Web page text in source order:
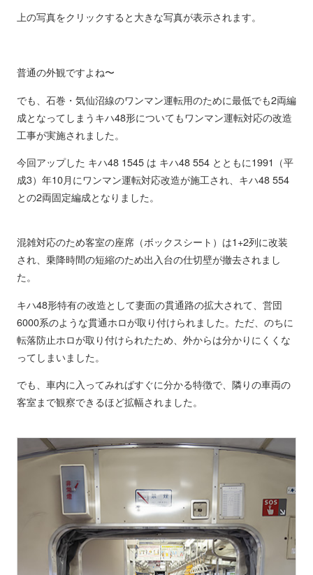
上の写真をクリックすると大きな写真が表示されます。
普通の外観ですよね〜
でも、石巻・気仙沼線のワンマン運転用のために最低でも2両編
成となってしまうキハ48形についてもワンマン運転対応の改造
工事が実施されました。
今回アップした キハ48 1545 は キハ48 554 とともに1991（平
成3）年10月にワンマン運転対応改造が施工され、キハ48 554
との2両固定編成となりました。
混雑対応のため客室の座席（ボックスシート）は1+2列に改装
され、乗降時間の短縮のため出入台の仕切壁が撤去されまし
た。
キハ48形特有の改造として妻面の貫通路の拡大されて、営団
6000系のような貫通ホロが取り付けられました。ただ、のちに
転落防止ホロが取り付けられたため、外からは分かりにくくな
ってしまいました。
でも、車内に入ってみればすぐに分かる特徴で、隣りの車両の
客室まで観察できるほど拡幅されました。